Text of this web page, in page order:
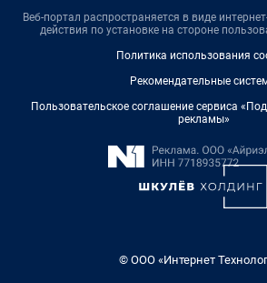
Веб-портал распространяется в виде
действия по установке на стороне
Политика использования
Рекомендательные
Пользовательское соглашение сервиса
рекламы»
© ООО «Интернет